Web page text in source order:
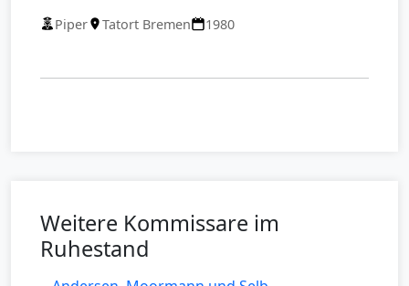
Piper Tatort Bremen 1980
Weitere Kommissare im
Ruhestand